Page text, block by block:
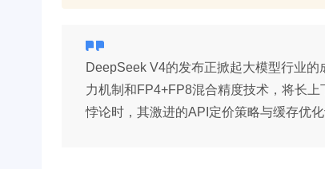
DeepSeek V4的发布正掀起大模型行业
力机制和FP4+FP8混合精度技术，将长
悖论时，其激进的API定价策略与缓存优